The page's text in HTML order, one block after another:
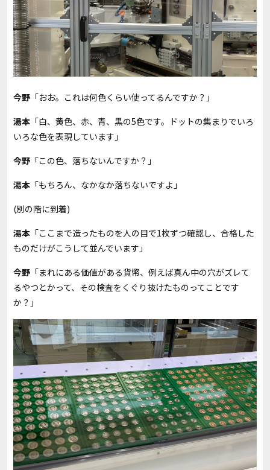
今野 「おお。これは何色くらい使ってるんですか？」
湯本 「白、黄色、赤、青、黒の5色です。ドットの集まりでいろ
いろな色を表現しています」
今野 「この色、落ちないんですか？」
湯本 「もちろん、なかなか落ちないですよ」
(別の階に到着)
湯本 「ここまで造ったものを人の目で1枚ずつ確認し、合格した
ものだけがこうして並んでいます」
今野 「まれにある価値がある貨幣、例えば真ん中の穴がズレて
るやつとかって、その検査をくぐり抜けたものってことです
か？」